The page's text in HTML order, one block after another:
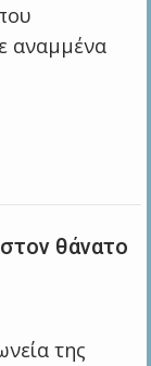
αναμμένα
θάνατο
της